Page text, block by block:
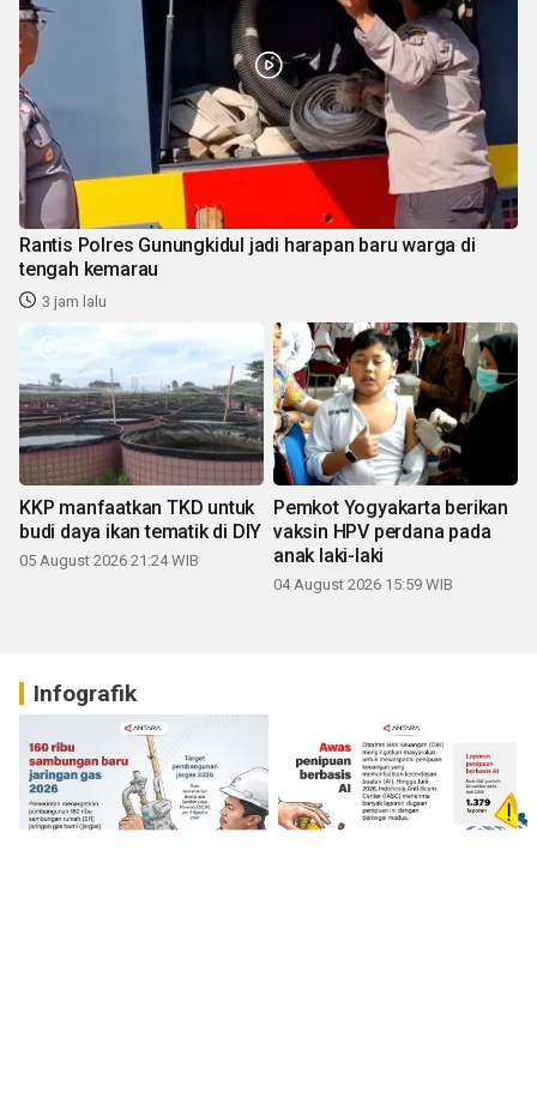
Rantis Polres Gunungkidul jadi harapan baru warga di
tengah kemarau
3 jam lalu
KKP manfaatkan TKD untuk
budi daya ikan tematik di DIY
05 August 2026 21:24 WIB
Pemkot Yogyakarta berikan
vaksin HPV perdana pada
anak laki-laki
04 August 2026 15:59 WIB
Infografik